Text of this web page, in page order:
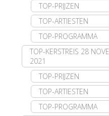
TOP-PRIJZEN
TOP-ARTIESTEN
TOP-PROGRAMMA
TOP-KERSTREIS 28
2021
TOP-PRIJZEN
TOP-ARTIESTEN
TOP-PROGRAMMA